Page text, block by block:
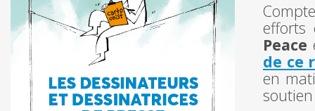
efforts
Peace
de ce
en